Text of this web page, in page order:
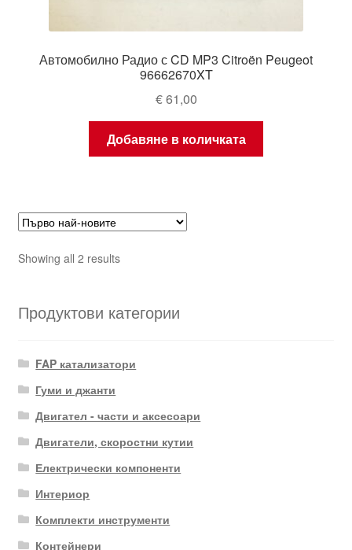
Автомобилно Радио с CD MP3 Citroën Peugeot
96662670XT
€61,00
Добавяне в количката
Showing all 2 resultsSorted
Продуктови категории
FAP катализатори
Гуми и джанти
Двигател - части и аксесоари
Двигатели, скоростни кутии
Електрически компоненти
Интериор
Комплекти инструменти
Контейнери